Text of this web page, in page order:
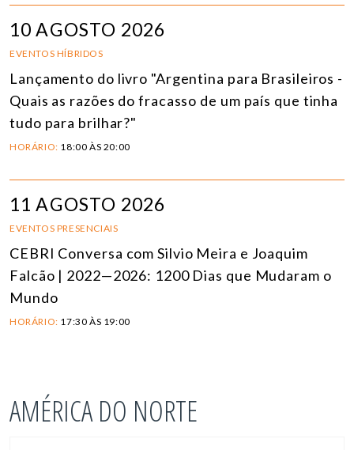
10 AGOSTO 2026
EVENTOS HÍBRIDOS
Lançamento do livro "Argentina para Brasileiros -
Quais as razões do fracasso de um país que tinha
tudo para brilhar?"
HORÁRIO: 18:00 ÀS 20:00
11 AGOSTO 2026
EVENTOS PRESENCIAIS
CEBRI Conversa com Silvio Meira e Joaquim
Falcão | 2022—2026: 1200 Dias que Mudaram o
Mundo
HORÁRIO: 17:30 ÀS 19:00
AMÉRICA DO NORTE